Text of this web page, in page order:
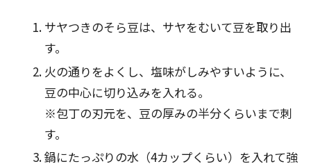
サヤつきのそら豆は、サヤをむいて豆を取り出
す。
火の通りをよくし、塩味がしみやすいように、
豆の中心に切り込みを入れる。
※包丁の刃元を、豆の厚みの半分くらいまで刺
す。
鍋にたっぷりの水（4カップくらい）を入れて強